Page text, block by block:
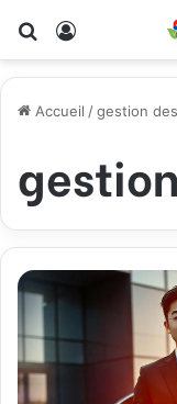
Rechercher
Accueil /gestion